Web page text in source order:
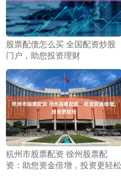
股票配债怎么买 全国配资炒股
门户，助您投资理财
杭州市股票配资 徐州股票配
资：助您资金倍增，投资更轻松